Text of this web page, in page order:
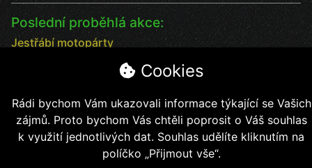
Poslední proběhlá akce:
Jestřábí motopárty
Jestřábí motopárty od 18 - 20.7. vystoupení kapel
Čas: 17:00
Místo:Jestřábí chýše
soutěže, kapely, jídlo, pití bezva kalba
Cookies
Rádi bychom Vám ukazovali informace týkající se Vašich
zájmů. Proto bychom Vás chtěli poprosit o Váš souhlas
k využití jednotlivých dat. Souhlas udělíte kliknutím na
políčko „Přijmout vše“.